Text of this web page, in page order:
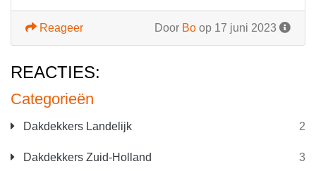
Categorieën
Dakdekkers Landelijk 2
Dakdekkers Zuid-Holland 3
Door Bo op 17 juni 2023
Reageer
REACTIES: